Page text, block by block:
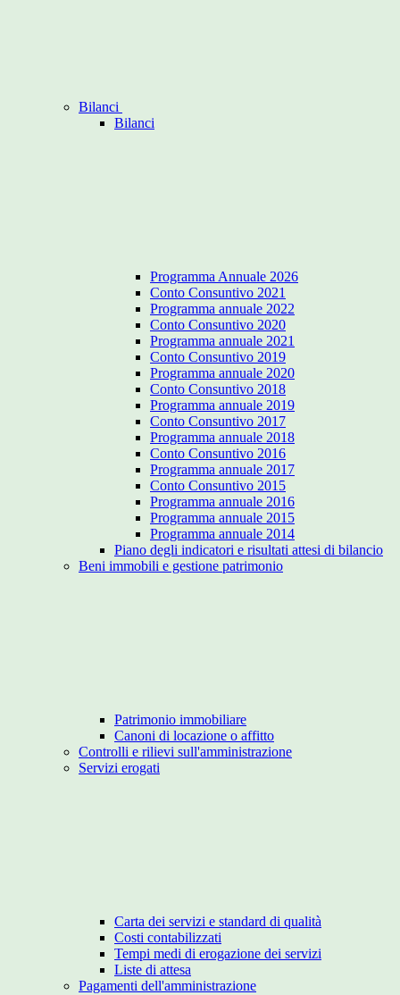
Bilanci
Bilanci
Programma Annuale 2026
Conto Consuntivo 2021
Programma annuale 2022
Conto Consuntivo 2020
Programma annuale 2021
Conto Consuntivo 2019
Programma annuale 2020
Conto Consuntivo 2018
Programma annuale 2019
Conto Consuntivo 2017
Programma annuale 2018
Conto Consuntivo 2016
Programma annuale 2017
Conto Consuntivo 2015
Programma annuale 2016
Programma annuale 2015
Programma annuale 2014
Piano degli indicatori e risultati attesi di bilancio
Beni immobili e gestione patrimonio
Patrimonio immobiliare
Canoni di locazione o affitto
Controlli e rilievi sull'amministrazione
Servizi erogati
Carta dei servizi e standard di qualità
Costi contabilizzati
Tempi medi di erogazione dei servizi
Liste di attesa
Pagamenti dell'amministrazione